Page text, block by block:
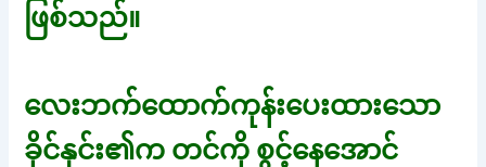
ဖြစ်သည်။
လေးဘက်ထောက်ကုန်းပေးထားသော
ခိုင်နှင်း၏က တင်ကို စွင့်နေအောင်